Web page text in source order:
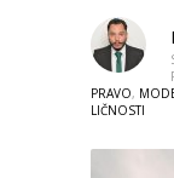
PRAVO,
LIČNOSTI